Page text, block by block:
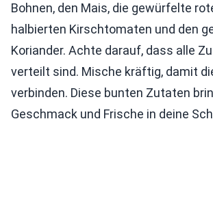
Bohnen, den Mais, die gewürfelte
halbierten Kirschtomaten und den
Koriander. Achte darauf, dass alle
verteilt sind. Mische kräftig, damit
verbinden. Diese bunten Zutaten
Geschmack und Frische in deine